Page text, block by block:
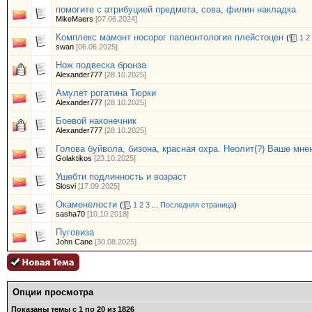
помогите с атрибуцией предмета, сова, филин накладка
MikeMaers [07.06.2024]
Комплекс мамонт носорог палеонтология плейстоцен ( 1 2
swan [06.06.2025]
Нож подвеска бронза
Alexander777 [28.10.2025]
Амулет рогатина Тюрки
Alexander777 [28.10.2025]
Боевой наконечник
Alexander777 [28.10.2025]
Голова буйвола, бизона, красная охра. Неолит(?) Ваше
Golaktikos [23.10.2025]
Ушебти подлинность и возраст
Slosvi [17.09.2025]
Окаменелости ( 1 2 3 Последняя страница)
sasha70 [10.10.2018]
Пуговиза
John Cane [30.08.2025]
Опции просмотра
Показаны темы с 1 по 20 из 1826